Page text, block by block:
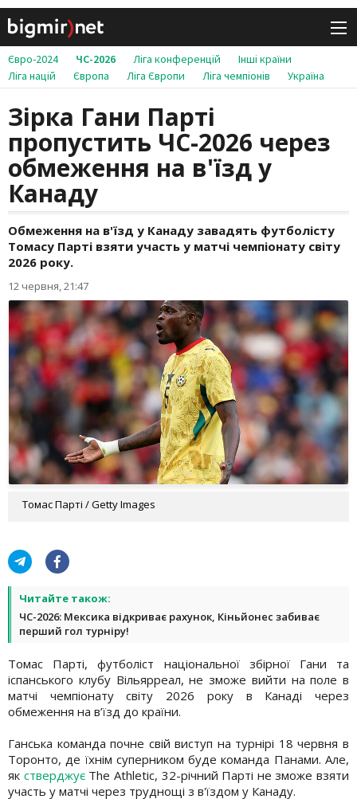
Євро-2024 ЧС-2026 Ліга конференцій
Інші країни
Ліга націй
Європа Ліга Європи Ліга чемпіонів Україна
Зірка Гани Парті
пропустить ЧС-2026 через
обмеження на в'їзд у
Канаду
Обмеження на в'їзд у Канаду завадять футболісту
Томасу Парті взяти участь у матчі чемпіонату світу
2026 року.
12 червня, 21:47
Томас Парті / Getty Images
Читайте також:
ЧС-2026: Мексика відкриває рахунок, Кіньйонес забиває
перший гол турніру!
Томас Парті, футболіст національної збірної Гани та
іспанського клубу Вільярреал, не зможе вийти на поле в
матчі чемпіонату світу 2026 року в Канаді через
обмеження на в’їзд до країни.
Ганська команда почне свій виступ на турнірі 18 червня в
Торонто, де їхнім суперником буде команда Панами. Але,
як стверджуєThe Athletic, 32-річний Парті не зможе взяти
участь у матчі через труднощі з в'їздом у Канаду.